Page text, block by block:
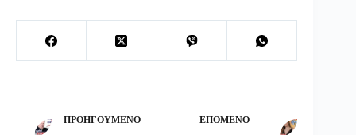
ΠΡΟΗΓΟΎΜΕΝΟ ΕΠΌΜΕΝΟ